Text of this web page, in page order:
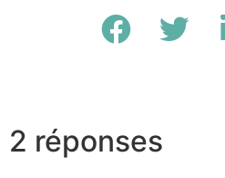
2 réponses